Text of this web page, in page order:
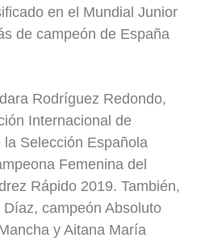
en el Mundial Junior
de campeón de España
Rodríguez Redondo,
Internacional de
Selección Española
Femenina del
Rápido 2019. También,
campeón Absoluto
y Aitana María